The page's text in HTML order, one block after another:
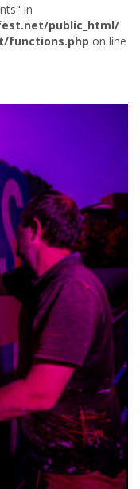
in
public_html/
functions.php on line